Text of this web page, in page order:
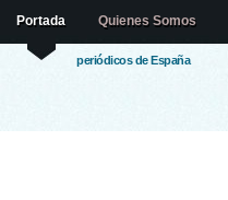
periódicos de España
Portada Quienes Somos